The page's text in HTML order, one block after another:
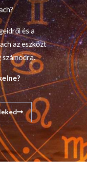
és a
az eszközt
számodra.